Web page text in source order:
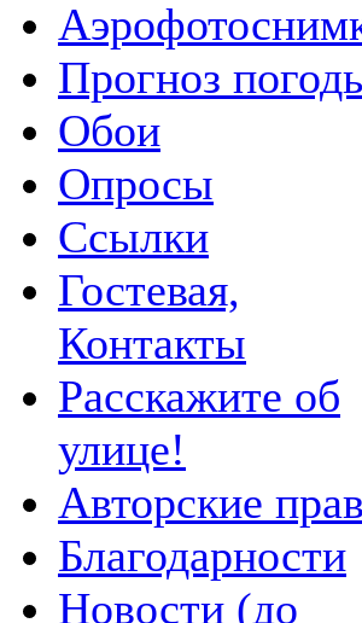
Прогноз
Обои
Опросы
Ссылки
Гостевая,
Контакты
Расскажите об
улице!
Авторские
Благодарности
Новости (до